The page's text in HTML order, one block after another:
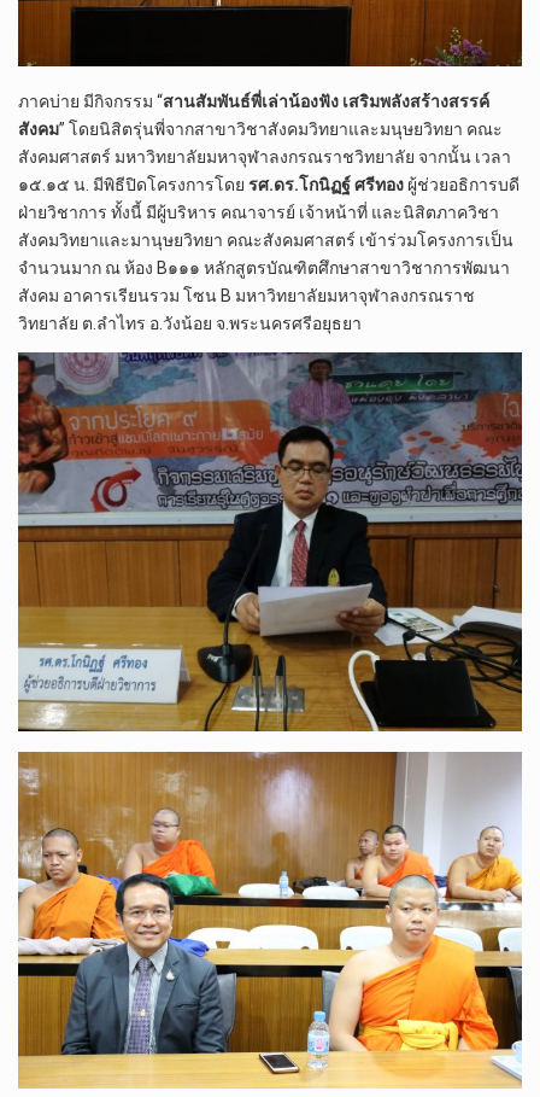
ภาคบ่าย มีกิจกรรม “สานสัมพันธ์พี่เล่าน้องฟัง เสริมพลังสร้างสรรค์
สังคม” โดยนิสิตรุ่นพี่จากสาขาวิชาสังคมวิทยาและมนุษยวิทยา คณะ
สังคมศาสตร์ มหาวิทยาลัยมหาจุฬาลงกรณราชวิทยาลัย จากนั้น เวลา
๑๕.๑๕ น. มีพิธีปิดโครงการโดย รศ.ดร.โกนิฏฐ์ ศรีทอง ผู้ช่วยอธิการบดี
ฝ่ายวิชาการ ทั้งนี้ มีผู้บริหาร คณาจารย์ เจ้าหน้าที่ และนิสิตภาควิชา
สังคมวิทยาและมานุษยวิทยา คณะสังคมศาสตร์ เข้าร่วมโครงการเป็น
จำนวนมาก ณ ห้อง B๑๑๑ หลักสูตรบัณฑิตศึกษาสาขาวิชาการพัฒนา
สังคม อาคารเรียนรวม โซน B มหาวิทยาลัยมหาจุฬาลงกรณราช
วิทยาลัย ต.ลำไทร อ.วังน้อย จ.พระนครศรีอยุธยา